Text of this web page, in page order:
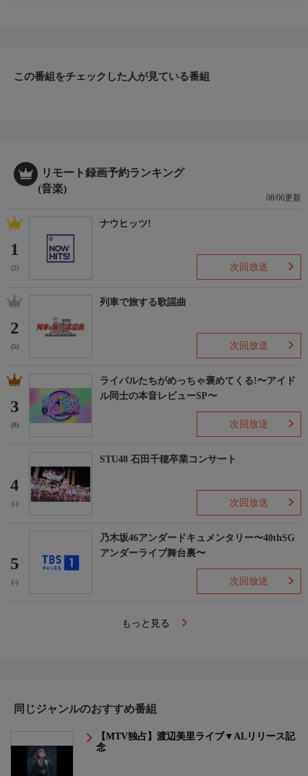
この番組をチェックした人が見ている番組
リモート録画予約ランキング
(音楽)
08/06更新
1
(2)
ナウヒッツ!
次回放送
2
(5)
列車で旅する歌謡曲
次回放送
3
(8)
ライバルたちがめっちゃ褒めてくる!〜アイド
ル同士の本音レビューSP〜
次回放送
4
(-)
STU48 石田千穂卒業コンサート
次回放送
5
(-)
乃木坂46アンダードキュメンタリー〜40thSG
アンダーライブ舞台裏〜
次回放送
もっと見る
同じジャンルのおすすめ番組
【MTV独占】渡辺美里ライブ▼ALリリース記
念